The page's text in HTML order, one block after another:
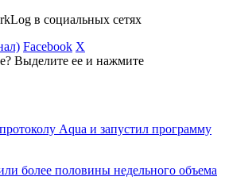
в социальных сетях
Facebook X
Выделите ее и нажмите
Aqua и запустил программу
более половины недельного объема